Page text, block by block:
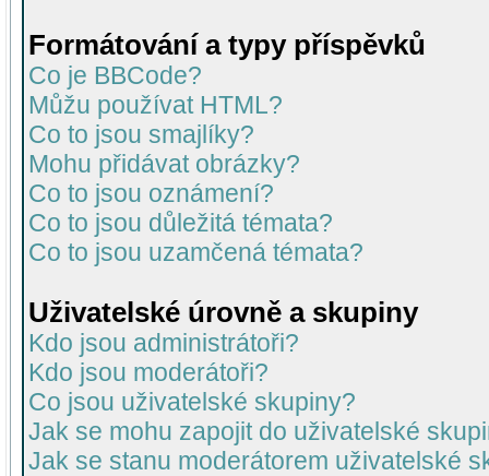
Formátování a typy příspěvků
Co je BBCode?
Můžu používat HTML?
Co to jsou smajlíky?
Mohu přidávat obrázky?
Co to jsou oznámení?
Co to jsou důležitá témata?
Co to jsou uzamčená témata?
Uživatelské úrovně a skupiny
Kdo jsou administrátoři?
Kdo jsou moderátoři?
Co jsou uživatelské skupiny?
Jak se mohu zapojit do uživatelské
Jak se stanu moderátorem uživatelské